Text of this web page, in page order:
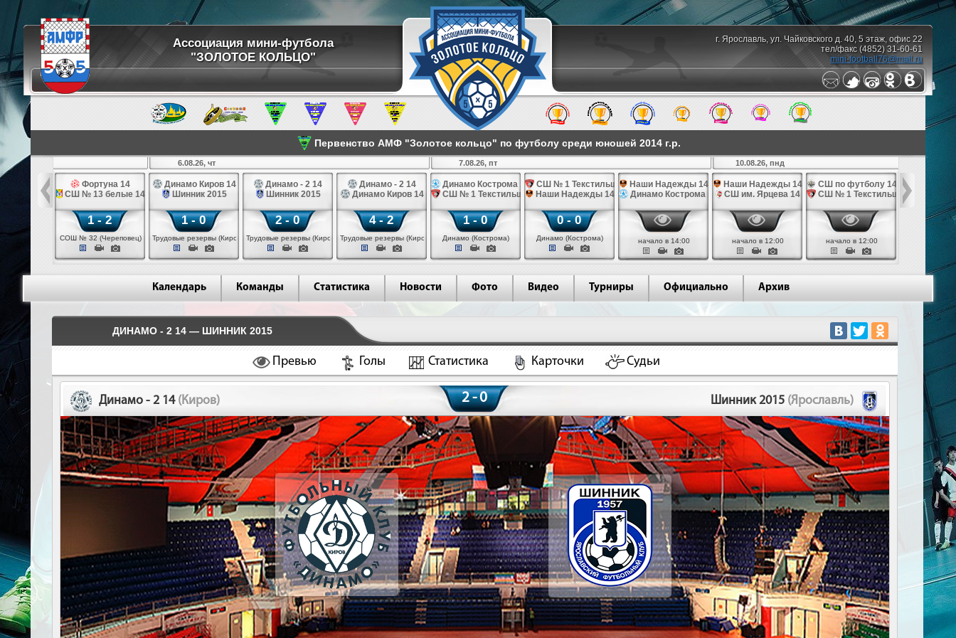
Ассоциация мини-футбола
"ЗОЛОТОЕ КОЛЬЦО"
г. Ярославль, ул. Чайковского д. 40, 5 этаж, офис 22
тел/факс (4852) 31-60-61
mini-football76@mail.ru
Первенство АМФ "Золотое кольцо" по футболу среди юношей 2014 г.р.
белые 14
Фортуна 14
СШ № 13 белые 14
1 - 2
СОШ № 32 (Череповец)
6.08.26, чт
Динамо Киров 14
Шинник 2015
1 - 0
Трудовые резервы (Киров)
Динамо - 2 14
Шинник 2015
2 - 0
Трудовые резервы (Киров)
Динамо - 2 14
Динамо Киров 14
4 - 2
Трудовые резервы (Киров)
7.08.26, пт
Динамо Кострома 14
СШ № 1 Текстильщик 14
1 - 0
Динамо (Кострома)
СШ № 1 Текстильщик 14
Наши Надежды 14
0 - 0
Динамо (Кострома)
Наши Надежды 14
Динамо Кострома 14
начало в 14:00
10.08.26, пнд
Наши Надежды 14
СШ им. Ярцева 14
начало в 12:00
СШ по футболу 14
СШ № 1 Текстильщик 14
начало в 12:00
Календарь Команды Статистика Новости Фото Видео Турниры Официально Архив
ДИНАМО - 2 14 — ШИННИК 2015
Превью Голы Статистика Карточки Судьи
Динамо - 2 14 (Киров) 2 - 0 Шинник 2015 (Ярославль)